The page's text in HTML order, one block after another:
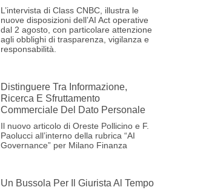
L’intervista di Class CNBC, illustra le
nuove disposizioni dell’AI Act operative
dal 2 agosto, con particolare attenzione
agli obblighi di trasparenza, vigilanza e
responsabilità.
Distinguere Tra Informazione,
Ricerca E Sfruttamento
Commerciale Del Dato Personale
Il nuovo articolo di Oreste Pollicino e F.
Paolucci all’interno della rubrica “AI
Governance” per Milano Finanza
Un Bussola Per Il Giurista Al Tempo